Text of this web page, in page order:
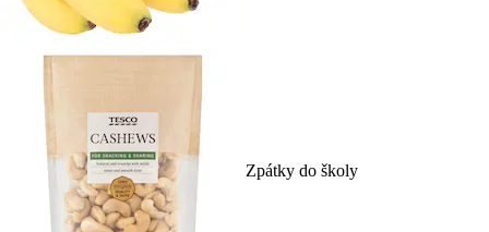
Zpátky do školy